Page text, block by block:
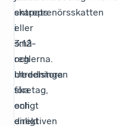
entreprenörsskatten
eller
3:12-
reglerna.
Utredningen
ska
enligt
direktiven
skapats
i
små-
och
medelstora
företag,
och
enligt